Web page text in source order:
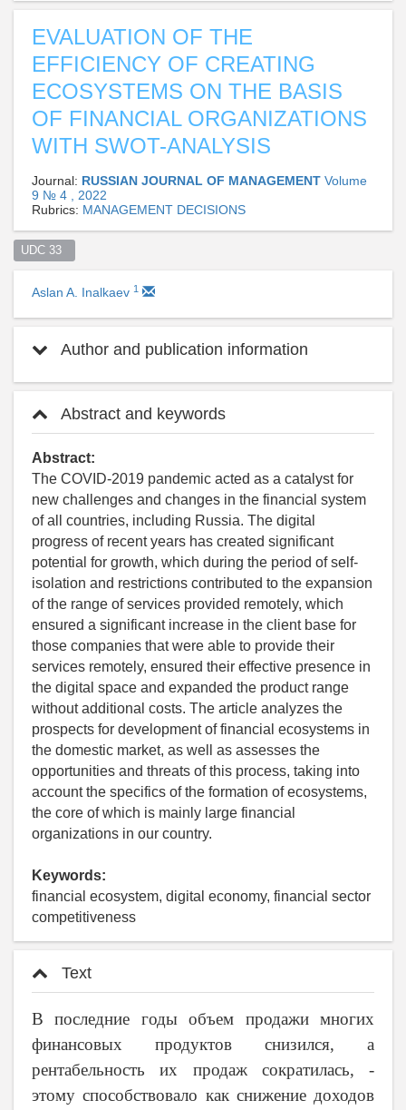
EVALUATION OF THE
EFFICIENCY OF CREATING
ECOSYSTEMS ON THE BASIS
OF FINANCIAL ORGANIZATIONS
WITH SWOT-ANALYSIS
Journal: RUSSIAN JOURNAL OF MANAGEMENT Volume
9 № 4 , 2022
Rubrics: MANAGEMENT DECISIONS
UDC 33
Aslan A. Inalkaev 1
Author and publication information
Abstract and keywords
Abstract:
The COVID-2019 pandemic acted as a catalyst for
new challenges and changes in the financial system
of all countries, including Russia. The digital
progress of recent years has created significant
potential for growth, which during the period of self-
isolation and restrictions contributed to the expansion
of the range of services provided remotely, which
ensured a significant increase in the client base for
those companies that were able to provide their
services remotely, ensured their effective presence in
the digital space and expanded the product range
without additional costs. The article analyzes the
prospects for development of financial ecosystems in
the domestic market, as well as assesses the
opportunities and threats of this process, taking into
account the specifics of the formation of ecosystems,
the core of which is mainly large financial
organizations in our country.
Keywords:
financial ecosystem, digital economy, financial sector
competitiveness
Text
В последние годы объем продажи многих
финансовых продуктов снизился, а
рентабельность их продаж сократилась, -
этому способствовало как снижение доходов